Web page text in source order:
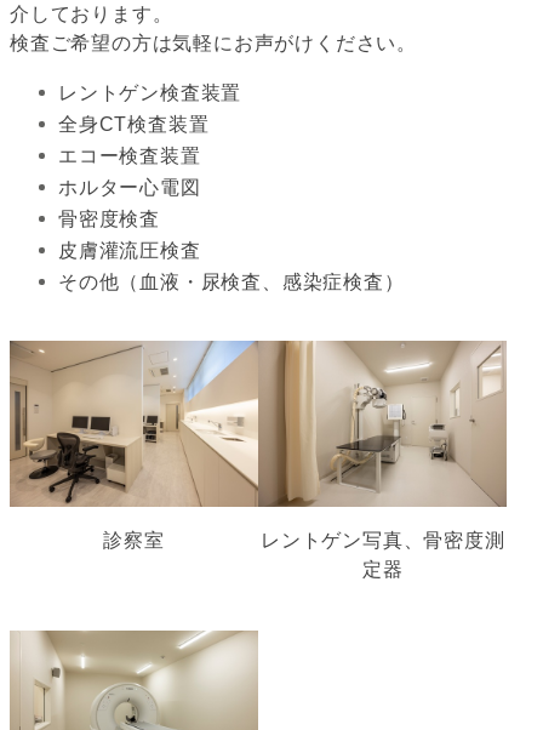
介しております。
検査ご希望の方は気軽にお声がけください。
レントゲン検査装置
全身CT検査装置
エコー検査装置
ホルター心電図
骨密度検査
皮膚灌流圧検査
その他（血液・尿検査、感染症検査）
診察室
レントゲン写真、骨密度測
定器